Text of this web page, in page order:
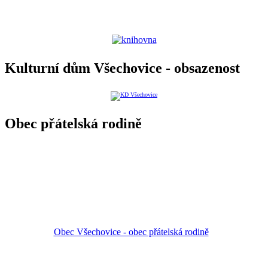
Kulturní dům Všechovice - obsazenost
Obec přátelská rodině
Obec Všechovice - obec přátelská rodině